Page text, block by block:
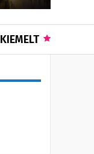
KIEMELT